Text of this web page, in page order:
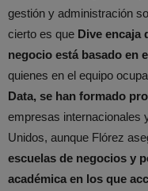
gestión y administración
cierto es que Dive encaja
negocio está basado en
quienes en el equipo
Data, se han formado
empresas internacionales
Unidos, aunque Flórez
escuelas de negocios y
académica en los que